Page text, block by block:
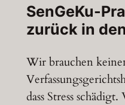
SenGeKu-
zurück in
Wir brauchen
dass Stress